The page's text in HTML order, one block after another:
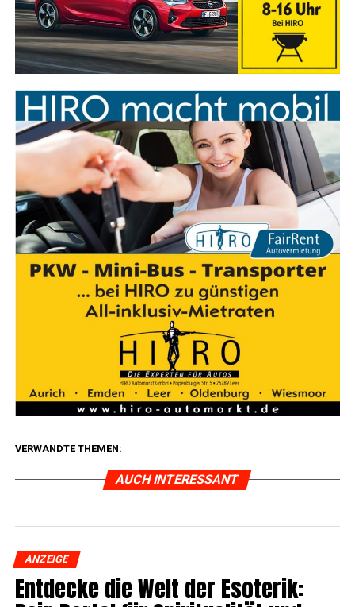
VERWANDTE THEMEN:
AUCH INTERESSANT
ANZEIGE
Ent­de­cke die Welt der Eso­te­rik: